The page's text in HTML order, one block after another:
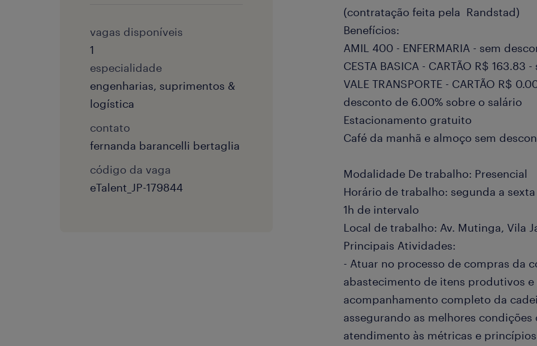
vagas disponíveis
1
especialidade
engenharias, suprimentos &
logística
contato
fernanda barancelli bertaglia
código da vaga
eTalent_JP-179844
(contratação feita pela Randstad)
Benefícios:
AMIL 400 - ENFERMARIA - sem
CESTA BASICA - CARTÃO R$ 163.83
VALE TRANSPORTE - CARTÃO R$
desconto de 6.00% sobre o salário
Estacionamento gratuito
Café da manhã e almoço sem
Modalidade De trabalho: Presencial
Horário de trabalho: segunda a
1h de intervalo
Local de trabalho: Av. Mutinga, Vila
Principais Atividades:
- Atuar no processo de compras da
abastecimento de itens produtivos
acompanhamento completo da
assegurando as melhores condições
atendimento às métricas e